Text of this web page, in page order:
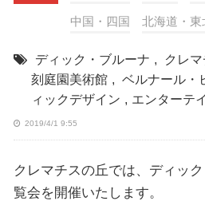
中国・四国 北海道・東
ディック・ブルーナ , クレ
刻庭園美術館 , ベルナール・
ィックデザイン , エンターテ
2019/4/1 9:55
クレマチスの丘では、ディッ
覧会を開催いたします。